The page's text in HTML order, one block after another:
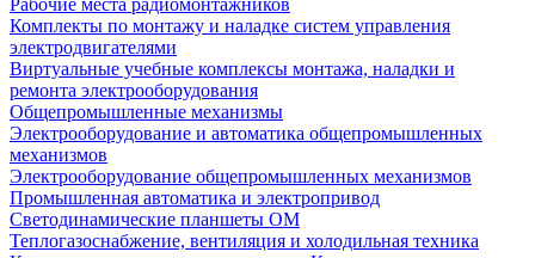
Рабочие места радиомонтажников
Комплекты по монтажу и наладке систем управления
электродвигателями
Виртуальные учебные комплексы монтажа, наладки и
ремонта электрооборудования
Общепромышленные механизмы
Электрооборудование и автоматика общепромышленных
механизмов
Электрооборудование общепромышленных механизмов
Промышленная автоматика и электропривод
Светодинамические планшеты ОМ
Теплогазоснабжение, вентиляция и холодильная техника